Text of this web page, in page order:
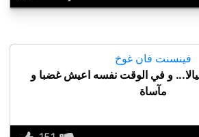
فينسنت فان غوخ
و في الوقت نفسه اعيش غضبا و
مآساة